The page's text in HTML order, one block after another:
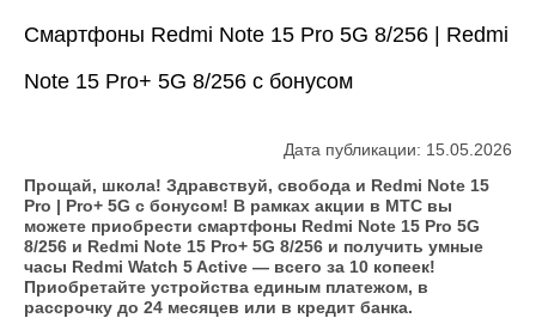
Смартфоны Redmi Note 15 Pro 5G 8/256 | Redmi
Note 15 Pro+ 5G 8/256 с бонусом
Дата публикации: 15.05.2026
Прощай, школа! Здравствуй, свобода и Redmi Note 15
Pro | Pro+ 5G с бонусом! В рамках акции в МТС вы
можете приобрести смартфоны Redmi Note 15 Pro 5G
8/256 и Redmi Note 15 Pro+ 5G 8/256 и получить умные
часы Redmi Watch 5 Active — всего за 10 копеек!
Приобретайте устройства единым платежом, в
рассрочку до 24 месяцев или в кредит банка.